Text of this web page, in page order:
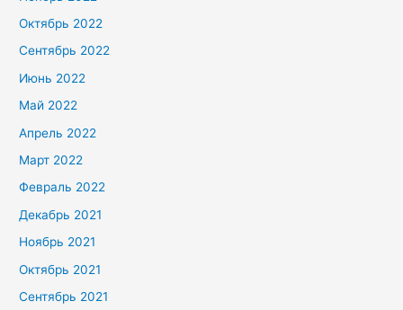
Октябрь 2022
Сентябрь 2022
Июнь 2022
Май 2022
Апрель 2022
Март 2022
Февраль 2022
Декабрь 2021
Ноябрь 2021
Октябрь 2021
Сентябрь 2021